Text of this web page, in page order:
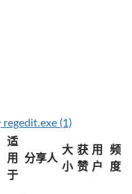
regedit.exe (1)
适
用
于
分享人
大
小
获
赞
用
户
频
度